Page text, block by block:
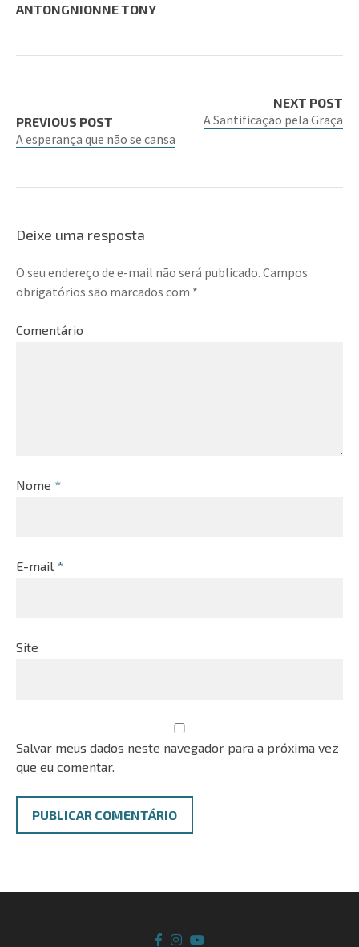
ANTONGNIONNE TONY
PREVIOUS POST
A esperança que não se cansa
NEXT POST
A Santificação pela Graça
Deixe uma resposta
O seu endereço de e-mail não será publicado. Campos
obrigatórios são marcados com *
Comentário
Nome *
E-mail *
Site
Salvar meus dados neste navegador para a próxima vez
que eu comentar.